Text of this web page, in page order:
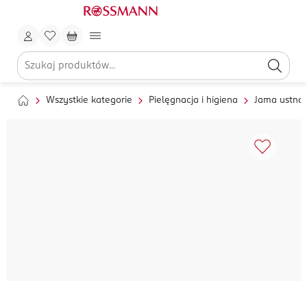
Wszystkie kategorie Pielęgnacja i higiena Jama ustna